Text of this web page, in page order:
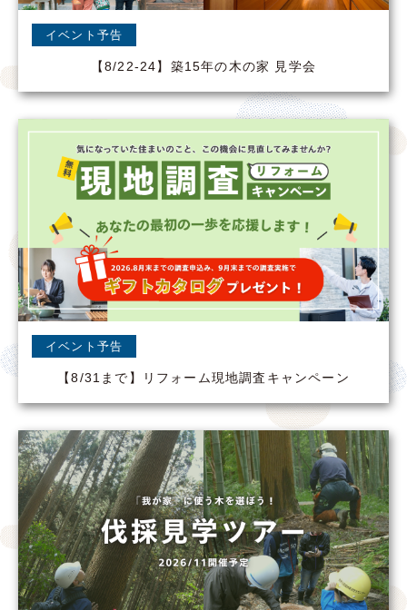
イベント予告
【8/22-24】築15年の木の家 見学会
イベント予告
【8/31まで】リフォーム現地調査キャンペーン